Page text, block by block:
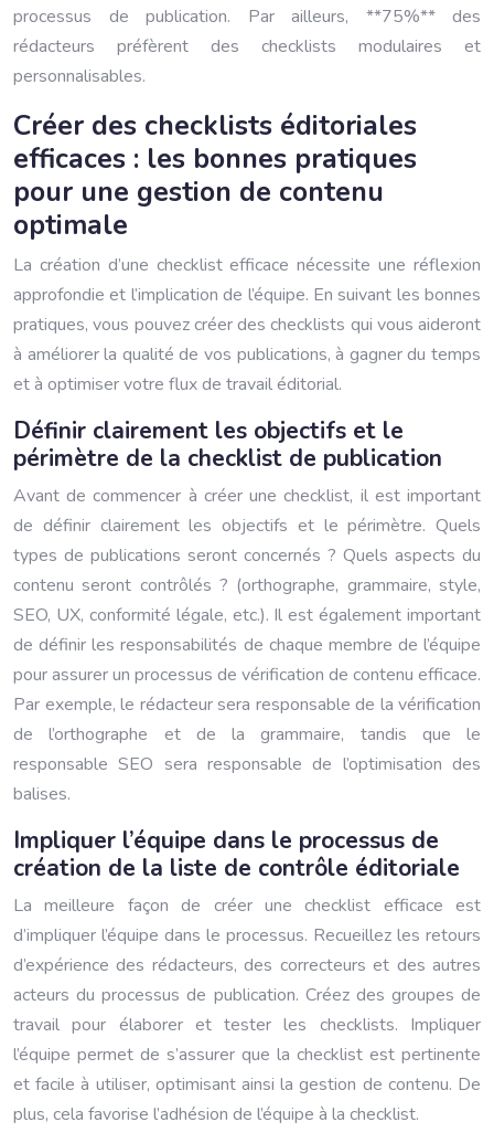
processus de publication. Par ailleurs, **75%** des
rédacteurs préfèrent des checklists modulaires et
personnalisables.
Créer des checklists éditoriales
efficaces : les bonnes pratiques
pour une gestion de contenu
optimale
La création d’une checklist efficace nécessite une réflexion
approfondie et l’implication de l’équipe. En suivant les bonnes
pratiques, vous pouvez créer des checklists qui vous aideront
à améliorer la qualité de vos publications, à gagner du temps
et à optimiser votre flux de travail éditorial.
Définir clairement les objectifs et le
périmètre de la checklist de publication
Avant de commencer à créer une checklist, il est important
de définir clairement les objectifs et le périmètre. Quels
types de publications seront concernés ? Quels aspects du
contenu seront contrôlés ? (orthographe, grammaire, style,
SEO, UX, conformité légale, etc.). Il est également important
de définir les responsabilités de chaque membre de l’équipe
pour assurer un processus de vérification de contenu efficace.
Par exemple, le rédacteur sera responsable de la vérification
de l’orthographe et de la grammaire, tandis que le
responsable SEO sera responsable de l’optimisation des
balises.
Impliquer l’équipe dans le processus de
création de la liste de contrôle éditoriale
La meilleure façon de créer une checklist efficace est
d’impliquer l’équipe dans le processus. Recueillez les retours
d’expérience des rédacteurs, des correcteurs et des autres
acteurs du processus de publication. Créez des groupes de
travail pour élaborer et tester les checklists. Impliquer
l’équipe permet de s’assurer que la checklist est pertinente
et facile à utiliser, optimisant ainsi la gestion de contenu. De
plus, cela favorise l’adhésion de l’équipe à la checklist.